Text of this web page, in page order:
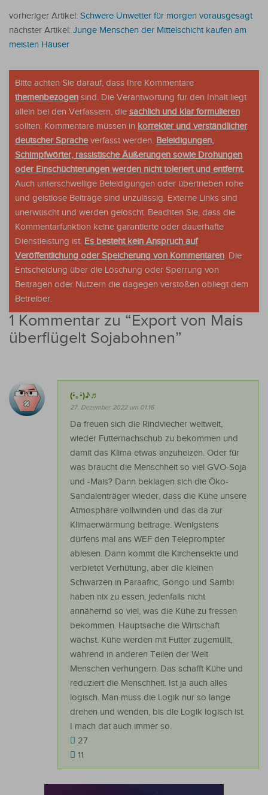
vorheriger Artikel: Schwere Unwetter für morgen vorausgesagt
nächster Artikel: Junge Menschen der Mittelschicht kaufen am
meisten Häuser
Bitte achten Sie darauf, dass Ihre Kommentare
themenbezogen sind. Die Verantwortung für den Inhalt liegt
allein bei den Verfassern, die sachlich und klar formulieren
sollten. Kommentare müssen in korrekter und verständlicher
deutscher Spracheverfasst werden. Beleidigungen,
Schimpfwörter, rassistische Äußerungen sowie Drohungen
oder Einschüchterungen werden nicht toleriert und entfernt.
Auch unterschwellige Beleidigungen oder übertrieben rohe
und geistlose Beiträge sind unzulässig. Externe Links sind
unerwüscht und werden gelöscht. Beachten Sie, dass die
Kommentarfunktion keine garantierte oder dauerhafte
Dienstleistung ist. Es besteht kein Anspruch auf
Veröffentlichung oder Speicherung von Kommentaren. Die
Entscheidung über die Löschung oder Sperrung von
Beiträgen oder Nutzern die dagegen verstoßen obliegt dem
Betreiber.
1 Kommentar zu “Export von Mais
überflügelt Sojabohnen”
(•́｡•́)♪♬
27. Dezember 2022 um 01:16
Da freuen sich die Rindviecher weltweit,
wieder Futternachschub zu bekommen und
damit das Klima etwas anzuheizen. Oder für
was braucht die Menschheit so viel GVO-Soja
und -Mais? Dann beklagen sich die Öko-
Sandalenträger wieder, dass die Kühe unsere
Atmosphäre vollwinden und das da zur
Klimaerwärmung beitrage. Wenigstens
dürfens mal ans WEF den Teleprompter
ablesen. Dann kommt die Kirchensekte und
verbietet Verhütung, aber die kleinen
Schwarzen in Paraafric, Gongo und Sambi
haben nix zu essen, jedenfalls nicht
annähernd so viel, was die Kühe zu fressen
bekommen. Hauptsache die Wirtschaft
wächst. Kühe werden mit Futter zugemüllt,
während in anderen Teilen der Welt
Menschen verhungern. Das schafft Kühe und
reduziert die Menschheit. Ist ja auch alles
logisch. Man muss die Logik nur so lange
drehen und wenden, bis die Logik logisch ist.
I mach dat auch immer so.
27
11